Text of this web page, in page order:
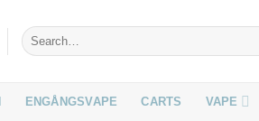
Search
for:
ENGÅNGSVAPE CARTS VAPE